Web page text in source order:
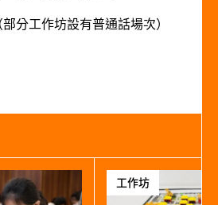
分工作坊設有普通話場次）
工作坊